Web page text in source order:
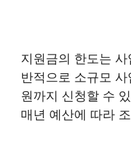
지원금의 한도는
반적으로 소규모
원까지 신청할 수
매년 예산에 따라